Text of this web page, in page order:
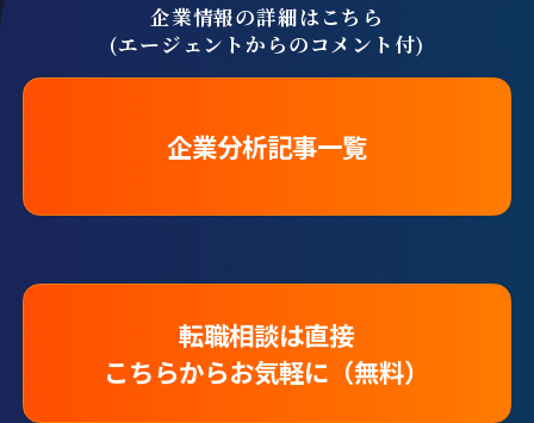
企業情報の詳細はこちら
(エージェントからのコメント付)
企業分析記事一覧
転職相談は直接
こちらからお気軽に（無料）